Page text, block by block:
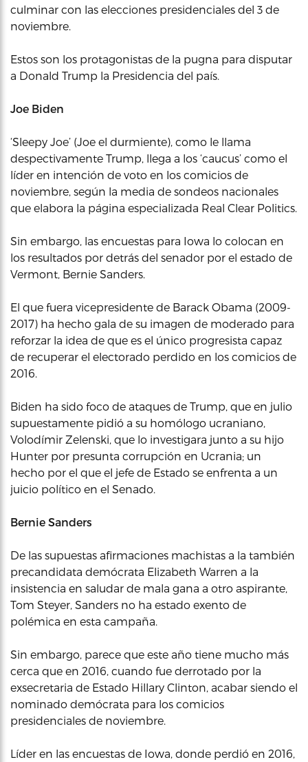
culminar con las elecciones presidenciales del 3 de
noviembre.
Estos son los protagonistas de la pugna para disputar
a Donald Trump la Presidencia del país.
Joe Biden
‘Sleepy Joe’ (Joe el durmiente), como le llama
despectivamente Trump, llega a los ‘caucus’ como el
líder en intención de voto en los comicios de
noviembre, según la media de sondeos nacionales
que elabora la página especializada Real Clear Politics.
Sin embargo, las encuestas para Iowa lo colocan en
los resultados por detrás del senador por el estado de
Vermont, Bernie Sanders.
El que fuera vicepresidente de Barack Obama (2009-
2017) ha hecho gala de su imagen de moderado para
reforzar la idea de que es el único progresista capaz
de recuperar el electorado perdido en los comicios de
2016.
Biden ha sido foco de ataques de Trump, que en julio
supuestamente pidió a su homólogo ucraniano,
Volodímir Zelenski, que lo investigara junto a su hijo
Hunter por presunta corrupción en Ucrania; un
hecho por el que el jefe de Estado se enfrenta a un
juicio político en el Senado.
Bernie Sanders
De las supuestas afirmaciones machistas a la también
precandidata demócrata Elizabeth Warren a la
insistencia en saludar de mala gana a otro aspirante,
Tom Steyer, Sanders no ha estado exento de
polémica en esta campaña.
Sin embargo, parece que este año tiene mucho más
cerca que en 2016, cuando fue derrotado por la
exsecretaria de Estado Hillary Clinton, acabar siendo el
nominado demócrata para los comicios
presidenciales de noviembre.
Líder en las encuestas de Iowa, donde perdió en 2016,